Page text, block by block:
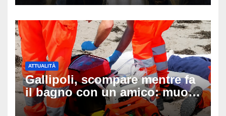
ATTUALITÀ
Gallipoli, scompare mentre fa
il bagno con un amico: muore
a 19 anni dopo 45 minuti di